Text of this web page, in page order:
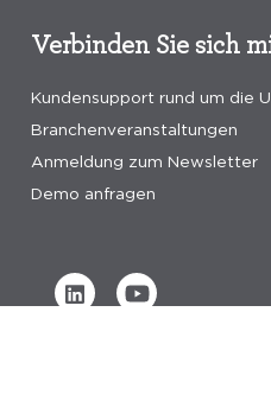
Verbinden Sie sich
Kundensupport rund um die
Branchenveranstaltungen
Anmeldung zum Newsletter
Demo anfragen